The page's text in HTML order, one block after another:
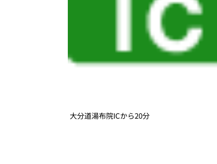
大分道湯布院ICから20分